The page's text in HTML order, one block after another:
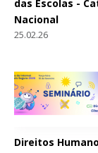
das Escolas -
Nacional
25.02.26
Direitos